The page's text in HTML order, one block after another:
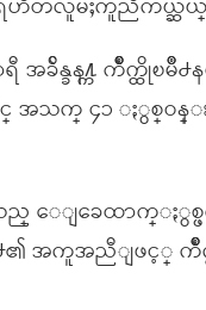
တလူမႈကူညီကယ္ဆယ္ေ
အခ်ိန္ခန႔္က က်ိဳက္ထိုၿ
အသက္ ၄၁ ႏွစ္ဝန္း
ျခေထာက္ႏွစ္ဖက္စ
အကူအညီျဖင့္ က်ိဳ